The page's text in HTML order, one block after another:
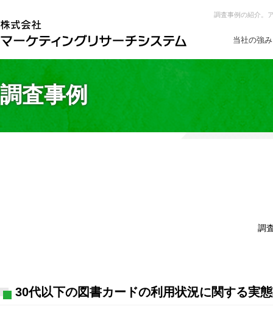
調査事例の紹介。
当社の強み
調査事例
調
30代以下の図書カードの利用状況に関する実